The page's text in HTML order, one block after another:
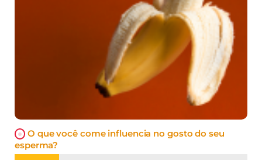
O que você come influencia no gosto do seu
esperma?